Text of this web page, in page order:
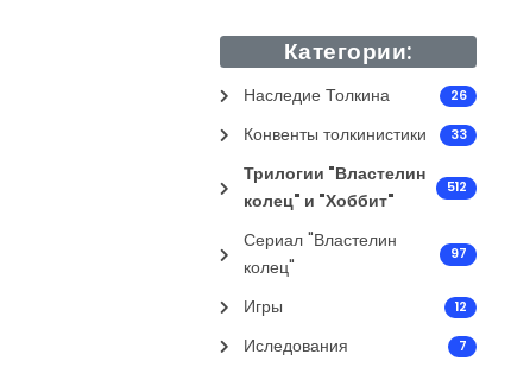
Категории:
Наследие Толкина 26
Конвенты толкинистики 33
Трилогии "Властелин
колец" и "Хоббит"
512
Сериал "Властелин
колец"
97
Игры 12
Иследования 7